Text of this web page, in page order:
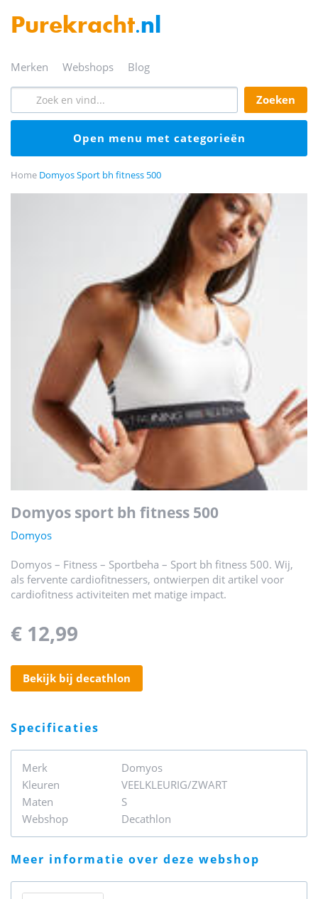
Purekracht.nl
merken webshops blog
zoeken
open menu met categorieën
Home Domyos Sport bh fitness 500
domyos sport bh fitness 500
Domyos
Domyos – Fitness – Sportbeha – Sport bh fitness 500. Wij,
als fervente cardiofitnessers, ontwierpen dit artikel voor
cardiofitness activiteiten met matige impact.
€ 12,99
bekijk bij decathlon
specificaties
Merk
Domyos
Kleuren
VEELKLEURIG/ZWART
Maten
S
Webshop
Decathlon
meer informatie over deze webshop